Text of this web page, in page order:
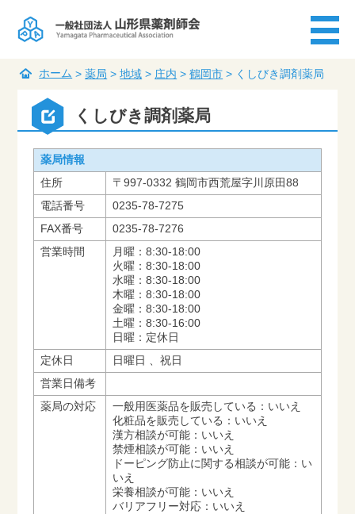
ホーム >薬局 >地域 > 庄内 >鶴岡市 > くしびき調剤薬局
くしびき調剤薬局
薬局情報
住所
〒997-0332 鶴岡市西荒屋字川原田88
電話番号
0235-78-7275
FAX番号
0235-78-7276
営業時間
月曜：8:30-18:00
火曜：8:30-18:00
水曜：8:30-18:00
木曜：8:30-18:00
金曜：8:30-18:00
土曜：8:30-16:00
日曜：定休日
定休日
日曜日 、祝日
営業日備考
薬局の対応
一般用医薬品を販売している：いいえ
化粧品を販売している：いいえ
漢方相談が可能：いいえ
禁煙相談が可能：いいえ
ドーピング防止に関する相談が可能：い
いえ
栄養相談が可能：いいえ
バリアフリー対応：いいえ